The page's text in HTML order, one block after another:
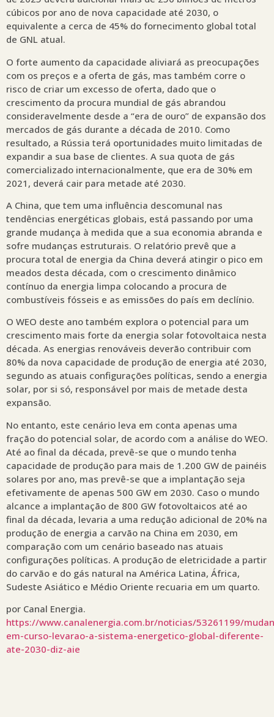
cúbicos por ano de nova capacidade até 2030, o
equivalente a cerca de 45% do fornecimento global total
de GNL atual.
O forte aumento da capacidade aliviará as preocupações
com os preços e a oferta de gás, mas também corre o
risco de criar um excesso de oferta, dado que o
crescimento da procura mundial de gás abrandou
consideravelmente desde a “era de ouro” de expansão dos
mercados de gás durante a década de 2010. Como
resultado, a Rússia terá oportunidades muito limitadas de
expandir a sua base de clientes. A sua quota de gás
comercializado internacionalmente, que era de 30% em
2021, deverá cair para metade até 2030.
A China, que tem uma influência descomunal nas
tendências energéticas globais, está passando por uma
grande mudança à medida que a sua economia abranda e
sofre mudanças estruturais. O relatório prevê que a
procura total de energia da China deverá atingir o pico em
meados desta década, com o crescimento dinâmico
contínuo da energia limpa colocando a procura de
combustíveis fósseis e as emissões do país em declínio.
O WEO deste ano também explora o potencial para um
crescimento mais forte da energia solar fotovoltaica nesta
década. As energias renováveis deverão contribuir com
80% da nova capacidade de produção de energia até 2030,
segundo as atuais configurações políticas, sendo a energia
solar, por si só, responsável por mais de metade desta
expansão.
No entanto, este cenário leva em conta apenas uma
fração do potencial solar, de acordo com a análise do WEO.
Até ao final da década, prevê-se que o mundo tenha
capacidade de produção para mais de 1.200 GW de painéis
solares por ano, mas prevê-se que a implantação seja
efetivamente de apenas 500 GW em 2030. Caso o mundo
alcance a implantação de 800 GW fotovoltaicos até ao
final da década, levaria a uma redução adicional de 20% na
produção de energia a carvão na China em 2030, em
comparação com um cenário baseado nas atuais
configurações políticas. A produção de eletricidade a partir
do carvão e do gás natural na América Latina, África,
Sudeste Asiático e Médio Oriente recuaria em um quarto.
por Canal Energia.
https://www.canalenergia.com.br/noticias/53261199/
em-curso-levarao-a-sistema-energetico-global-diferente-
ate-2030-diz-aie